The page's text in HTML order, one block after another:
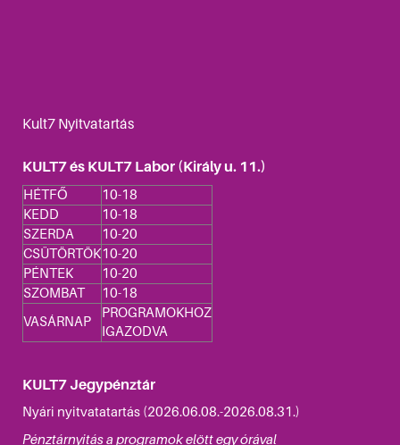
Kult7 Nyitvatartás
KULT7 és KULT7 Labor (Király u. 11.)
HÉTFŐ
10-18
KEDD
10-18
SZERDA
10-20
CSÜTÖRTÖK10-20
PÉNTEK
10-20
SZOMBAT
10-18
VASÁRNAP
PROGRAMOKHOZ
IGAZODVA
KULT7 Jegypénztár
Nyári nyitvatatartás (2026.06.08.-2026.08.31.)
Pénztárnyitás a programok elött egy órával